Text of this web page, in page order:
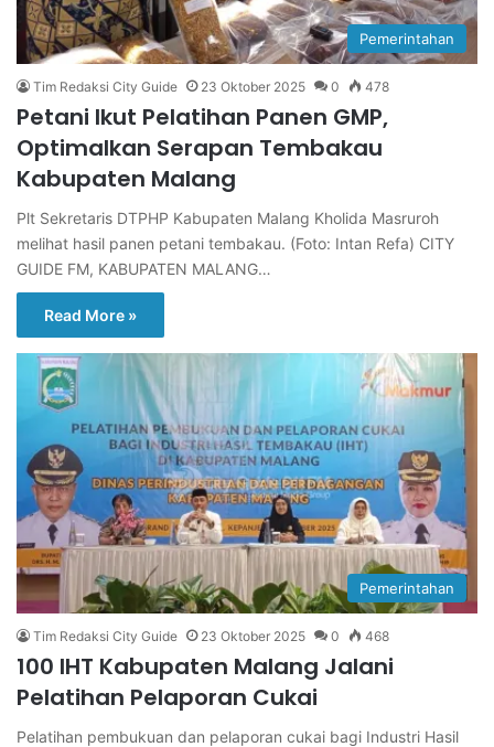
Pemerintahan
Tim Redaksi City Guide 23 Oktober 2025 0 478
Petani Ikut Pelatihan Panen GMP,
Optimalkan Serapan Tembakau
Kabupaten Malang
Plt Sekretaris DTPHP Kabupaten Malang Kholida Masruroh
melihat hasil panen petani tembakau. (Foto: Intan Refa) CITY
GUIDE FM, KABUPATEN MALANG…
Read More »
Pemerintahan
Tim Redaksi City Guide 23 Oktober 2025 0 468
100 IHT Kabupaten Malang Jalani
Pelatihan Pelaporan Cukai
Pelatihan pembukuan dan pelaporan cukai bagi Industri Hasil